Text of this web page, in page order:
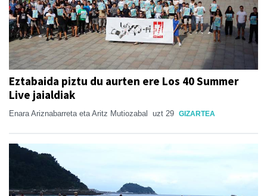
Eztabaida piztu du aurten ere Los 40 Summer
Live jaialdiak
Enara Ariznabarreta eta Aritz Mutiozabal uzt 29 GIZARTEA